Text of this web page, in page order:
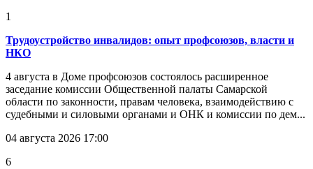
1
Трудоустройство инвалидов: опыт профсоюзов, власти и
НКО
4 августа в Доме профсоюзов состоялось расширенное
заседание комиссии Общественной палаты Самарской
области по законности, правам человека, взаимодействию с
судебными и силовыми органами и ОНК и комиссии по дем...
04 августа 2026 17:00
6